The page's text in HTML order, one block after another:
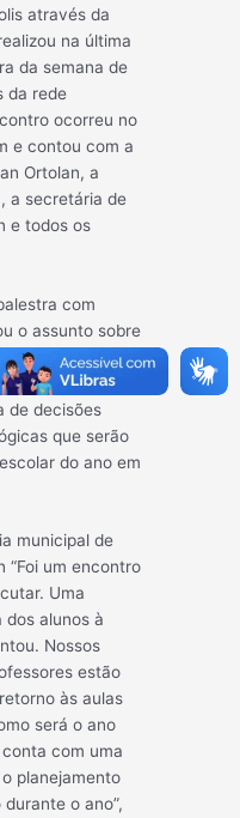
através da
na última
da semana de
da rede
ocorreu no
e contou com a
Ortolan, a
a secretária de
e todos os
com
o assunto sobre
sob lentes
para
de decisões
que serão
do ano em
municipal de
“Foi um encontro
Uma
dos alunos à
Nossos
estão
às aulas
será o ano
com uma
planejamento
o ano”,